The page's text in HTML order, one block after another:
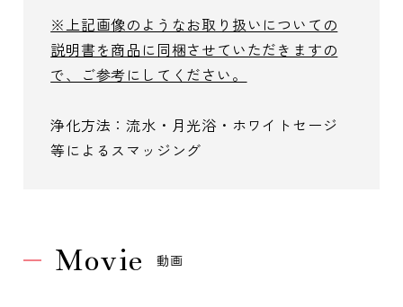
※上記画像のようなお取り扱いについての
説明書を商品に同梱させていただきますの
で、ご参考にしてください。
浄化方法：流水・月光浴・ホワイトセージ
等によるスマッジング
Movie 動画